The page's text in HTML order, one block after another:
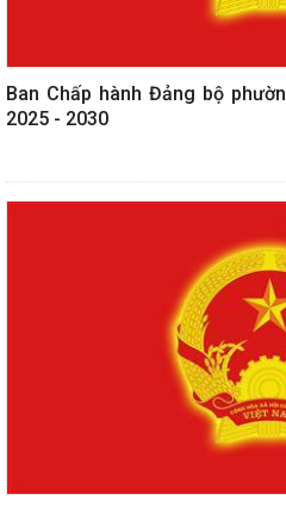
Ban Chấp hành Đảng bộ
2025 - 2030